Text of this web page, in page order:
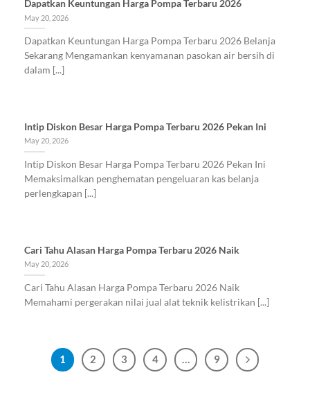
Dapatkan Keuntungan Harga Pompa Terbaru 2026
May 20, 2026
Dapatkan Keuntungan Harga Pompa Terbaru 2026 Belanja
Sekarang Mengamankan kenyamanan pasokan air bersih di
dalam [...]
Intip Diskon Besar Harga Pompa Terbaru 2026 Pekan Ini
May 20, 2026
Intip Diskon Besar Harga Pompa Terbaru 2026 Pekan Ini
Memaksimalkan penghematan pengeluaran kas belanja
perlengkapan [...]
Cari Tahu Alasan Harga Pompa Terbaru 2026 Naik
May 20, 2026
Cari Tahu Alasan Harga Pompa Terbaru 2026 Naik
Memahami pergerakan nilai jual alat teknik kelistrikan [...]
1 2 3 4 … 9